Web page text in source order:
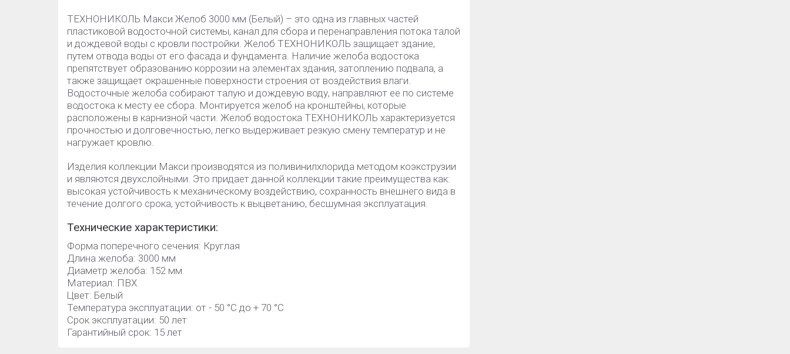
ТЕХНОНИКОЛЬ Макси Желоб 3000 мм (Белый) – это одна из главных частей
пластиковой водосточной системы, канал для сбора и перенаправления потока талой
и дождевой воды с кровли постройки. Желоб ТЕХНОНИКОЛЬ защищает здание,
путем отвода воды от его фасада и фундамента. Наличие желоба водостока
препятствует образованию коррозии на элементах здания, затоплению подвала, а
также защищает окрашенные поверхности строения от воздействия влаги.
Водосточные желоба собирают талую и дождевую воду, направляют ее по системе
водостока к месту ее сбора. Монтируется желоб на кронштейны, которые
расположены в карнизной части. Желоб водостока ТЕХНОНИКОЛЬ характеризуется
прочностью и долговечностью, легко выдерживает резкую смену температур и не
нагружает кровлю.
Изделия коллекции Макси производятся из поливинилхлорида методом коэкструзии
и являются двухслойными. Это придает данной коллекции такие преимущества как:
высокая устойчивость к механическому воздействию, сохранность внешнего вида в
течение долгого срока, устойчивость к выцветанию, бесшумная эксплуатация.
Технические характеристики:
Форма поперечного сечения: Круглая
Длина желоба: 3000 мм
Диаметр желоба: 152 мм
Материал: ПВХ
Цвет: Белый
Температура эксплуатации: от - 50 °C до + 70 °C
Срок эксплуатации: 50 лет
Гарантийный срок: 15 лет